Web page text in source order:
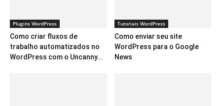
Plugins WordPress
Como criar fluxos de
trabalho automatizados no
WordPress com o Uncanny...
Tutoriais WordPress
Como enviar seu site
WordPress para o Google
News